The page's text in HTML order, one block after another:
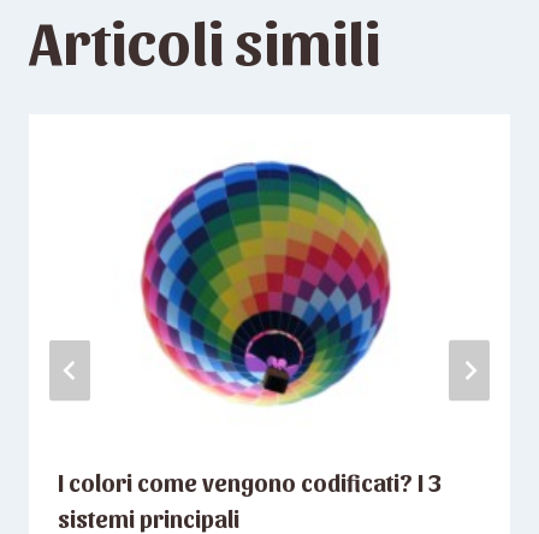
Articoli simili
I colori come vengono codificati? I 3
sistemi principali